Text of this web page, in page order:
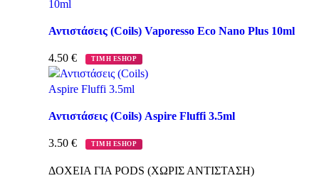
Αντιστάσεις (Coils) Vaporesso Eco Nano Plus 10ml
4.50 € ΤΙΜΗ ESHOP
Αντιστάσεις (Coils) Aspire Fluffi 3.5ml
3.50 € ΤΙΜΗ ESHOP
ΔΟΧΕΙΑ ΓΙΑ PODS (ΧΩΡΙΣ ΑΝΤΙΣΤΑΣΗ)